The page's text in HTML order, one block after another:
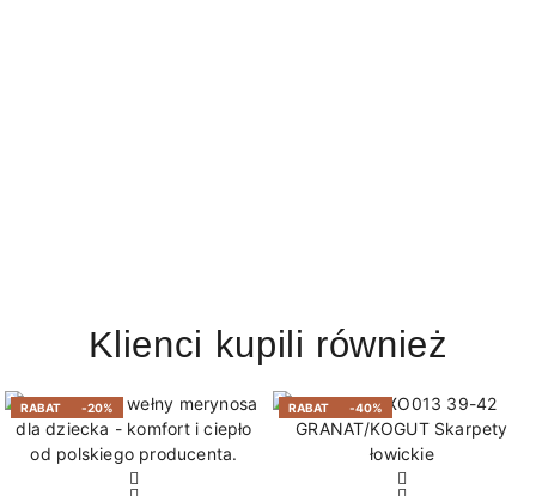
Klienci kupili również
RABAT -20% RABAT -40%